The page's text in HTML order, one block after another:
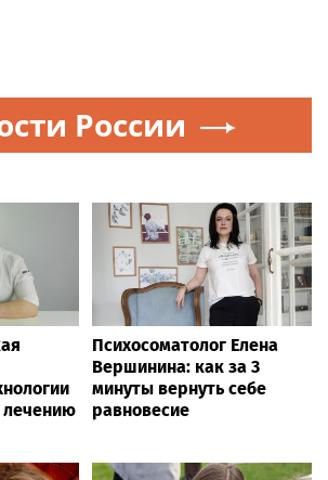
России
лечению
Психосоматолог Елена
Вершинина: как за 3
минуты вернуть себе
равновесие